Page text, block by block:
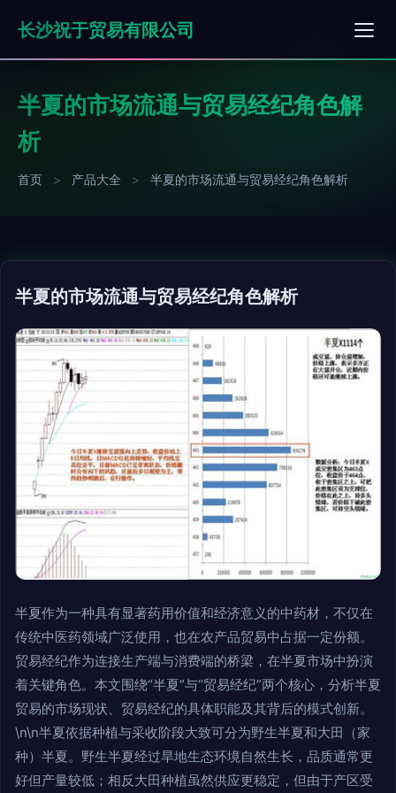
长沙祝于贸易有限公司
半夏的市场流通与贸易经纪角色解
析
首页 > 产品大全 > 半夏的市场流通与贸易经纪角色解析
半夏的市场流通与贸易经纪角色解析
半夏作为一种具有显著药用价值和经济意义的中药材，不仅在
传统中医药领域广泛使用，也在农产品贸易中占据一定份额。
贸易经纪作为连接生产端与消费端的桥梁，在半夏市场中扮演
着关键角色。本文围绕“半夏”与“贸易经纪”两个核心，分析半夏
贸易的市场现状、贸易经纪的具体职能及其背后的模式创新。
\n\n半夏依据种植与采收阶段大致可分为野生半夏和大田（家
种）半夏。野生半夏经过旱地生态环境自然生长，品质通常更
好但产量较低；相反大田种植虽然供应更稳定，但由于产区受